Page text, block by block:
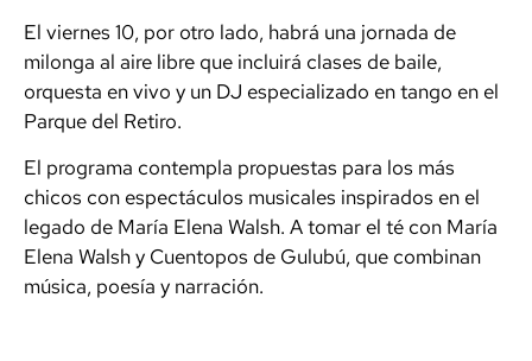
El viernes 10, por otro lado, habrá una jornada de
milonga al aire libre que incluirá clases de baile,
orquesta en vivo y un DJ especializado en tango en el
Parque del Retiro.
El programa contempla propuestas para los más
chicos con espectáculos musicales inspirados en el
legado de María Elena Walsh. A tomar el té con María
Elena Walsh y Cuentopos de Gulubú, que combinan
música, poesía y narración.